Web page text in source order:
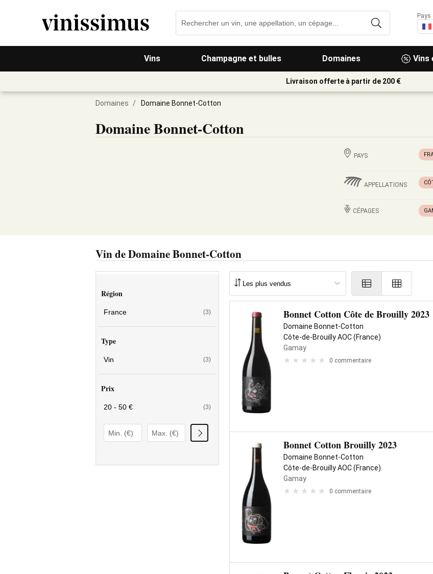
Vins Champagne et bulles Domaines Vins
Pays
Livraison offerte à partir de 200 €
Domaines / Domaine Bonnet-Cotton
Domaine Bonnet-Cotton
PAYS
APPELLATIONS
CÉPAGES
Vin de Domaine Bonnet-Cotton
Région
France (3)
Type
Vin (3)
Prix
20 - 50 € (3)
Bonnet Cotton Côte de Brouilly 2023
Domaine Bonnet-Cotton
Côte-de-Brouilly AOC (France)
Gamay
0 commentaire
Bonnet Cotton Brouilly 2023
Domaine Bonnet-Cotton
Côte-de-Brouilly AOC (France)
Gamay
0 commentaire